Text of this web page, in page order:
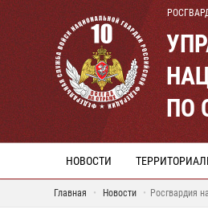
ПО
НОВОСТИ
Главная Новости Росгвардия